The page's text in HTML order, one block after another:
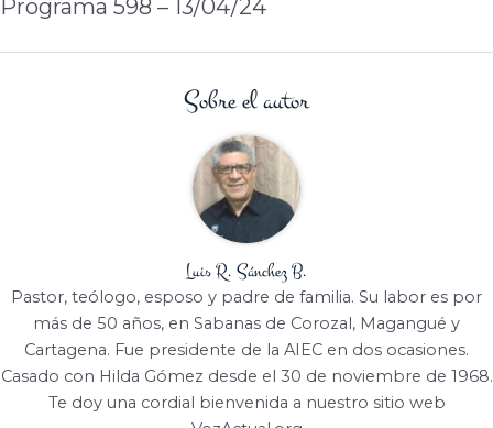
Programa 598 – 13/04/24
Sobre el autor
Luis R. Sánchez B.
Pastor, teólogo, esposo y padre de familia. Su labor es por
más de 50 años, en Sabanas de Corozal, Magangué y
Cartagena. Fue presidente de la AIEC en dos ocasiones.
Casado con Hilda Gómez desde el 30 de noviembre de 1968.
Te doy una cordial bienvenida a nuestro sitio web